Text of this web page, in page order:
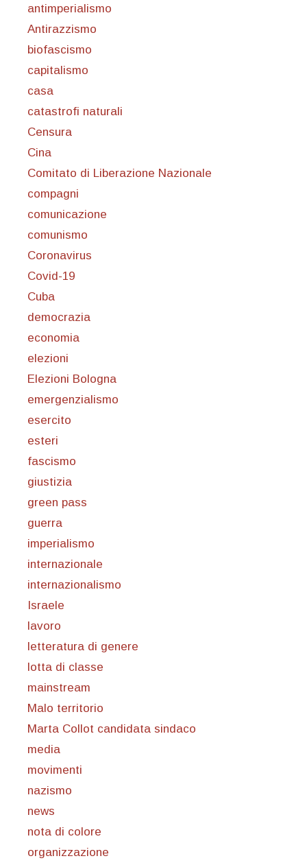
antimperialismo
Antirazzismo
biofascismo
capitalismo
casa
catastrofi naturali
Censura
Cina
Comitato di Liberazione Nazionale
compagni
comunicazione
comunismo
Coronavirus
Covid-19
Cuba
democrazia
economia
elezioni
Elezioni Bologna
emergenzialismo
esercito
esteri
fascismo
giustizia
green pass
guerra
imperialismo
internazionale
internazionalismo
Israele
lavoro
letteratura di genere
lotta di classe
mainstream
Malo territorio
Marta Collot candidata sindaco
media
movimenti
nazismo
news
nota di colore
organizzazione